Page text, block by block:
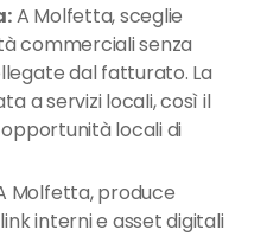
A Molfetta, sceglie
commerciali senza
dal fatturato. La
a servizi locali, così il
locali di
Molfetta, produce
interni e asset digitali